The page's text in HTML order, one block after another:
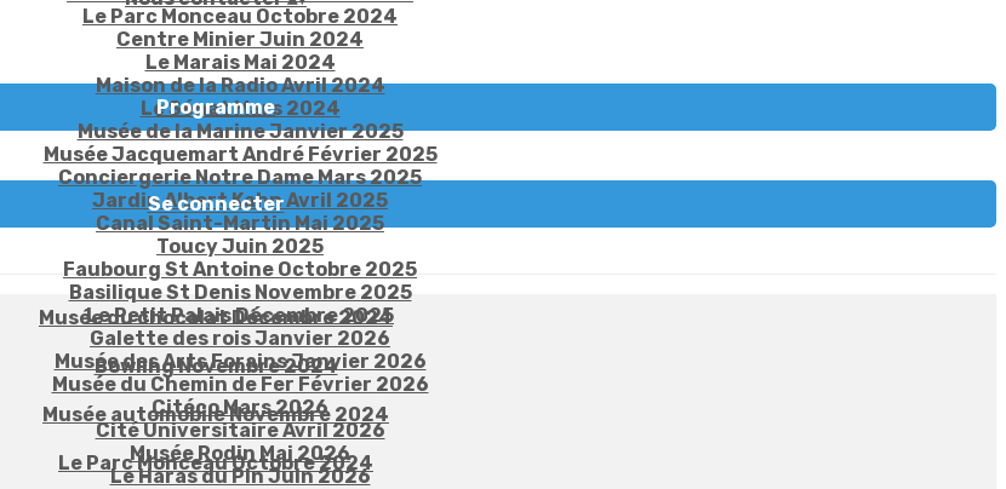
Le Parc Monceau Octobre 2024
Centre Minier Juin 2024
Le Marais Mai 2024
Maison de la Radio Avril 2024
Le Sénat Mars 2024
Musée de la Marine Janvier 2025
Musée Jacquemart André Février 2025
Conciergerie Notre Dame Mars 2025
Jardin Albert Kahn Avril 2025
Canal Saint-Martin Mai 2025
Toucy Juin 2025
Faubourg St Antoine Octobre 2025
Basilique St Denis Novembre 2025
Le Petit Palais Décembre 2025
Galette des rois Janvier 2026
Musée des Arts Forains Janvier 2026
Musée du Chemin de Fer Février 2026
Citéco Mars 2026
Cité Universitaire Avril 2026
Musée Rodin Mai 2026
Le Haras du Pin Juin 2026
Programme
Se connecter
Musée du chocolat Décembre 2024
Bowling Novembre 2024
Musée automobile Novembre 2024
Le Parc Monceau Octobre 2024